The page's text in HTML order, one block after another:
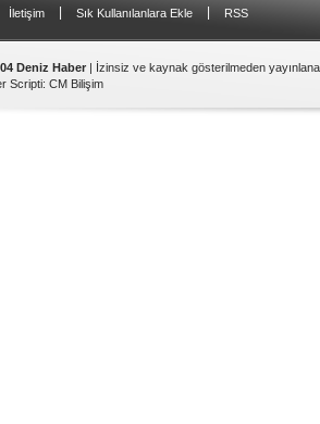
İletişim Sık Kullanılanlara Ekle RSS
Deniz Haber | İzinsiz ve kaynak gösterilmeden
Scripti: CM Bilişim